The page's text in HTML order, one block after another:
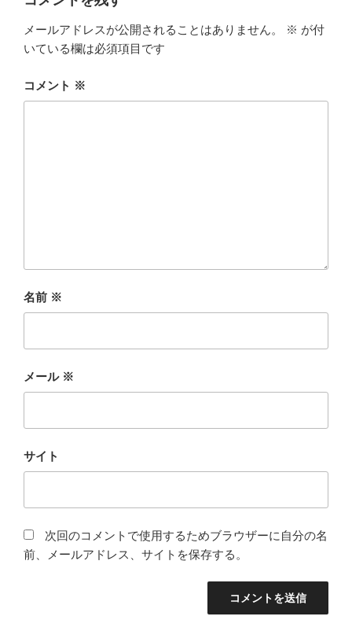
メールアドレスが公開されることはありません。 ※ が付
いている欄は必須項目です
コメント ※
名前 ※
メール ※
サイト
次回のコメントで使用するためブラウザーに自分の名
前、メールアドレス、サイトを保存する。